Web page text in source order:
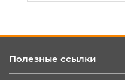
Полезные ссылки